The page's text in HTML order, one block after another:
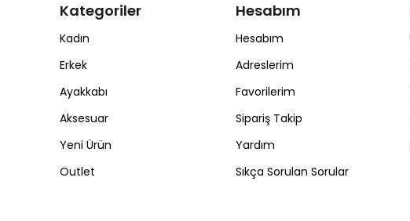
Kategoriler
Kadın
Erkek
Ayakkabı
Aksesuar
Yeni Ürün
Outlet
Hesabım
Hesabım
Adreslerim
Favorilerim
Sipariş Takip
Yardım
Sıkça Sorulan Sorular